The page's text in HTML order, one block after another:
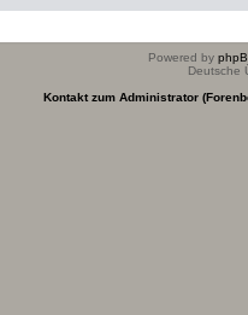
Powered by
Deutsche
Kontakt zum Administrator